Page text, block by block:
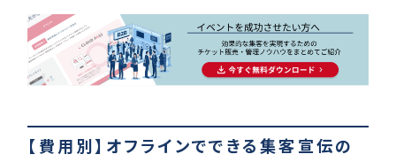
【費用別】オフラインでできる集客宣伝の